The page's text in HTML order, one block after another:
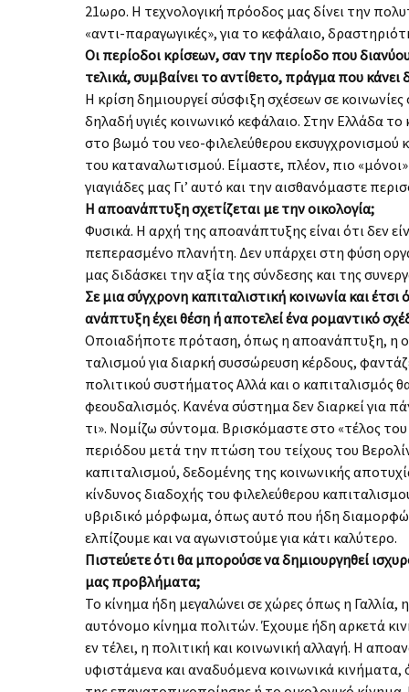
21ωρο. Η τεχνολογική πρόο­δος μας δίνει την
«αντι-παραγωγικές», για το κεφάλαιο,
Οι περίοδοι κρίσεων, σαν την περίοδο που
τελικά, συμβαίνει το αντίθετο, πράγμα που κάνει
Η κρίση δημιουργεί σύσφιξη σχέσεων σε
δηλαδή υγιές κοινωνικό κεφάλαιο. Στην Ελλάδα
στο βωμό του νεο-φιλελεύθερου εκσυγχρονισμού
του καταναλωτισμού. Είμαστε, πλέον, πιο
γιαγιά­δες μας Γι’ αυτό και την αισθανόμαστε
Η αποανάπτυξη σχετίζεται με την οικολογία;
Φυσικά. Η αρχή της αποανάπτυξης είναι ότι δεν
πεπερασμένο πλανήτη. Δεν υπάρχει στη φύση
μας διδάσκει την αξία της σύνδεσης και της
Σε μια σύγχρονη καπιταλιστική κοινωνία και
ανάπτυξη έχει θέση ή αποτελεί ένα ρομαντικό
Οποιαδήποτε πρόταση, όπως η αποανάπτυξη, η
ταλισμού για διαρκή συσσώρευση κέρδους,
πολιτικού συστήματος Αλλά και ο
φεουδαλισμός. Κανένα σύστημα δεν διαρκεί για
τι». Νομίζω σύντομα. Βρισκόμαστε στο «τέλος
περιόδου μετά την πτώση του τείχους του
καπιταλισμού, δεδομένης της κοινω­νικής
κίνδυνος διαδοχής του φιλε­λεύθερου
υβριδικό μόρφωμα, όπως αυτό που ήδη
ελπίζουμε και να αγωνιστούμε για κάτι καλύτερο.
Πιστεύετε ότι θα μπορούσε να δημιουργηθεί
μας προβλήματα;
Το κίνημα ήδη μεγαλώνει σε χώρες όπως η Γαλλία,
αυτόνομο κίνημα πολιτών. Έχουμε ήδη αρκετά
εν τέλει, η πολιτική και κοινωνική αλλαγή. Η
υφιστάμενα και αναδυόμενα κοινωνικά